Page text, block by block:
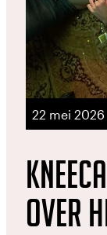
over
22 mei 2026